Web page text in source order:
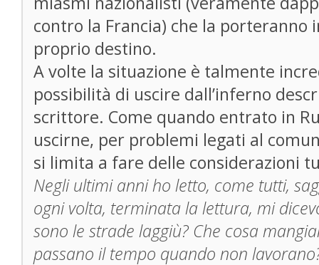
contro la Francia) che la porteranno
proprio destino.
A volte la situazione è talmente
possibilità di uscire dall’inferno
scrittore. Come quando entrato in
uscirne, per problemi legati al
si limita a fare delle considerazioni
Negli ultimi anni ho letto, come tutti,
ogni volta, terminata la lettura, mi
sono le strade laggiù? Che cosa
passano il tempo quando non